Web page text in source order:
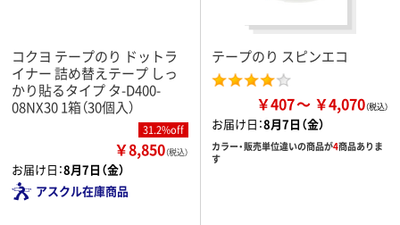
コクヨ テープのり ドットラ
イナー 詰め替えテープ しっ
かり貼るタイプ タ-D400-
08NX30 1箱（30個入）
31.2%off
￥8,850（税込）
お届け日：8月7日（金）
アスクル在庫商品
テープのり スピンエコ
￥407 ￥4,070
お届け日：8月7日（金）
カラー・販売単位違いの商品が4商品ありま
す